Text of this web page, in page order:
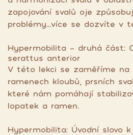
zapojování svalů oje
problémy...více se dozvíte v
Hypermobilita - druhá část:
serattus anterior
V této lekci se zaměříme na
ramenech kloubů, prsních
které nám pomáhají
lopatek a ramen.
Hypermobilita: Úvodní slovo